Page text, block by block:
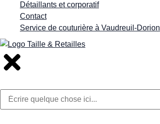
Détaillants et corporatif
Contact
Service de couturière à Vaudreuil-Dorion